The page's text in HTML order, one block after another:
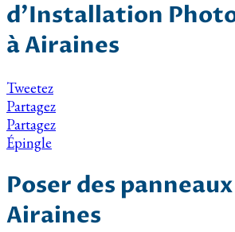
d’Installation
à Airaines
Tweetez
Partagez
Partagez
Épingle
Poser des
Airaines